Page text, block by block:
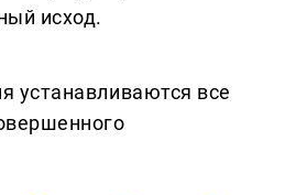
исход.
устанавливаются все